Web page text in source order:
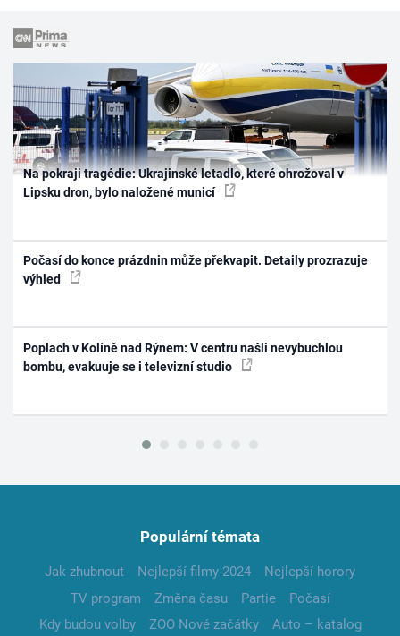
Na pokraji tragédie: Ukrajinské letadlo, které ohrožoval v
Lipsku dron, bylo naložené municí
Počasí do konce prázdnin může překvapit. Detaily prozrazuje
výhled
Poplach v Kolíně nad Rýnem: V centru našli nevybuchlou
bombu, evakuuje se i televizní studio
Populární témata
Jak zhubnout Nejlepší filmy 2024
Nejlepší horory
TV program
Změna času Partie
Počasí
Kdy budou volby
ZOO Nové začátky
Auto – katalog